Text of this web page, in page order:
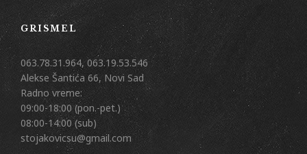
GRISMEL
063.78.31.964, 063.19.53.546
Alekse Šantića 66, Novi Sad
Radno vreme:
09:00-18:00 (pon.-pet.)
08:00-14:00 (sub)
stojakovicsu@gmail.com